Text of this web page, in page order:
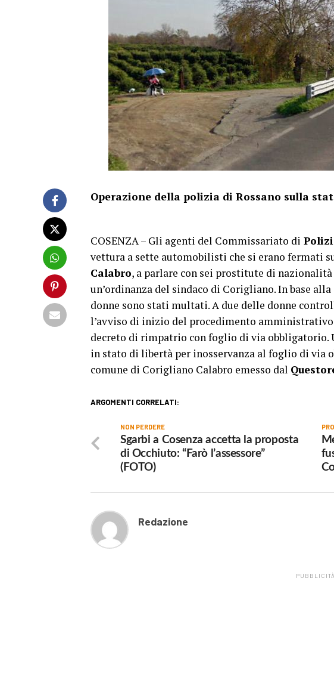
Operazione della polizia di Rossano sulla
COSENZA – Gli agenti del Commissariato di
vettura a sette automobilisti che si erano fermati
Calabro, a parlare con sei prostitute di
un’ordinanza del sindaco di Corigliano. In base
donne sono stati multati. A due delle donne
l’avviso di inizio del procedimento amministrativo
decreto di rimpatrio con foglio di via obbligatorio.
in stato di libertà per inosservanza al foglio di
comune di Corigliano Calabro emesso dal
ARGOMENTI CORRELATI:
NON PERDERE
Sgarbi a Cosenza accetta la proposta
di Occhiuto: “Farò l’assessore”
(FOTO)
Redazione
PUBBLICITÀ